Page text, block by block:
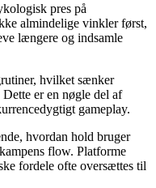
pres på
almindelige vinkler først,
længere og indsamle
hvilket sænker
er en nøgle del af
gameplay.
hvordan hold bruger
flow. Platforme
fordele ofte oversættes til